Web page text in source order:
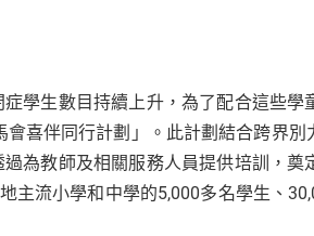
學生數目持續上升，為了配合這些
喜伴同行計劃」。此計劃結合跨界
為教師及相關服務人員提供培訓，
主流小學和中學的5,000多名學生、